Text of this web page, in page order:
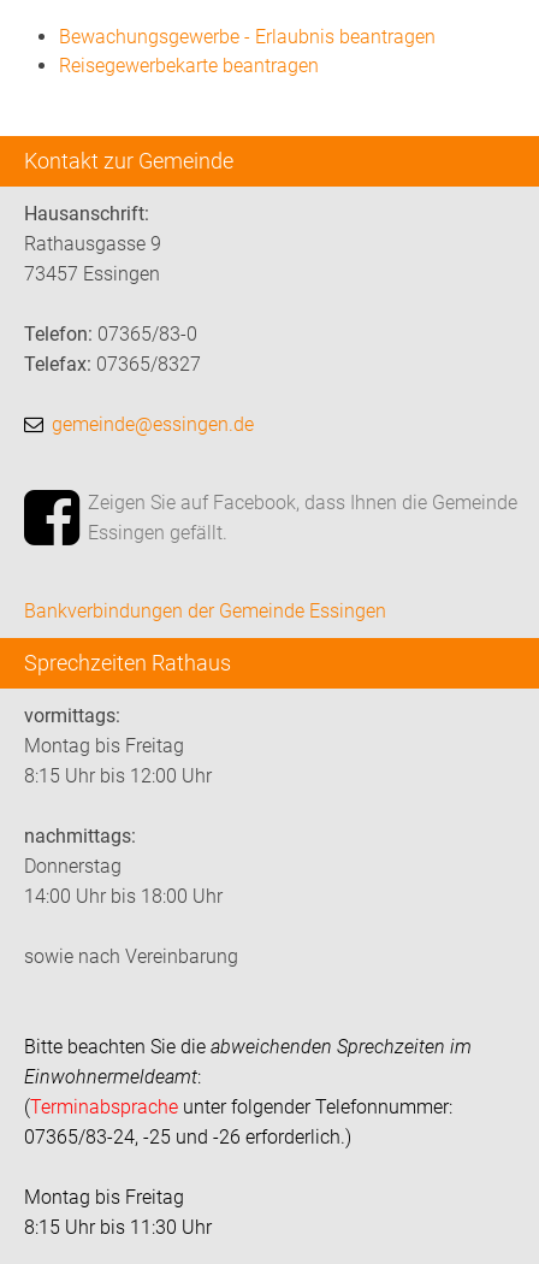
Kontakt zur Gemeinde
Hausanschrift:
Rathausgasse 9
73457 Essingen
Telefon: 07365/83-0
Telefax: 07365/8327
gemeinde@essingen.de
Zeigen Sie auf Facebook, dass Ihnen die Gemeinde
Essingen gefällt.
Bankverbindungen der Gemeinde Essingen
Sprechzeiten Rathaus
vormittags:
Montag bis Freitag
8:15 Uhr bis 12:00 Uhr
nachmittags:
Donnerstag
14:00 Uhr bis 18:00 Uhr
sowie nach Vereinbarung
Bitte beachten Sie die abweichenden Sprechzeiten im
Einwohnermeldeamt:
(Terminabsprache unter folgender Telefonnummer:
07365/83-24, -25 und -26 erforderlich.)
Montag bis Freitag
8:15 Uhr bis 11:30 Uhr
Bewachungsgewerbe - Erlaubnis beantragen
Reisegewerbekarte beantragen